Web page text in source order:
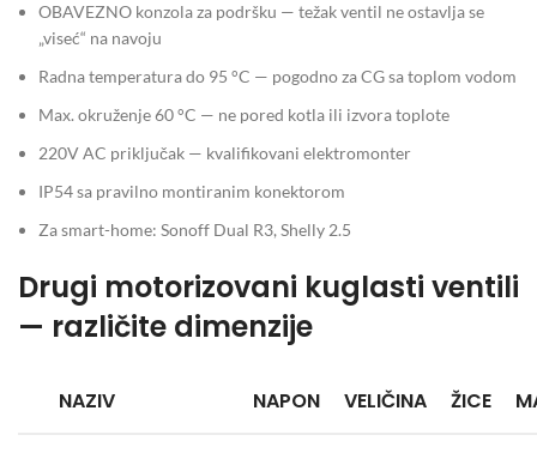
OBAVEZNO konzola za podršku — težak ventil ne ostavlja se
„viseć“ na navoju
Radna temperatura do 95 °C — pogodno za CG sa toplom vodom
Max. okruženje 60 °C — ne pored kotla ili izvora toplote
220V AC priključak — kvalifikovani elektromonter
IP54 sa pravilno montiranim konektorom
Za smart-home: Sonoff Dual R3, Shelly 2.5
Drugi motorizovani kuglasti ventili
— različite dimenzije
NAZIV NAPON VELIČINA ŽICE